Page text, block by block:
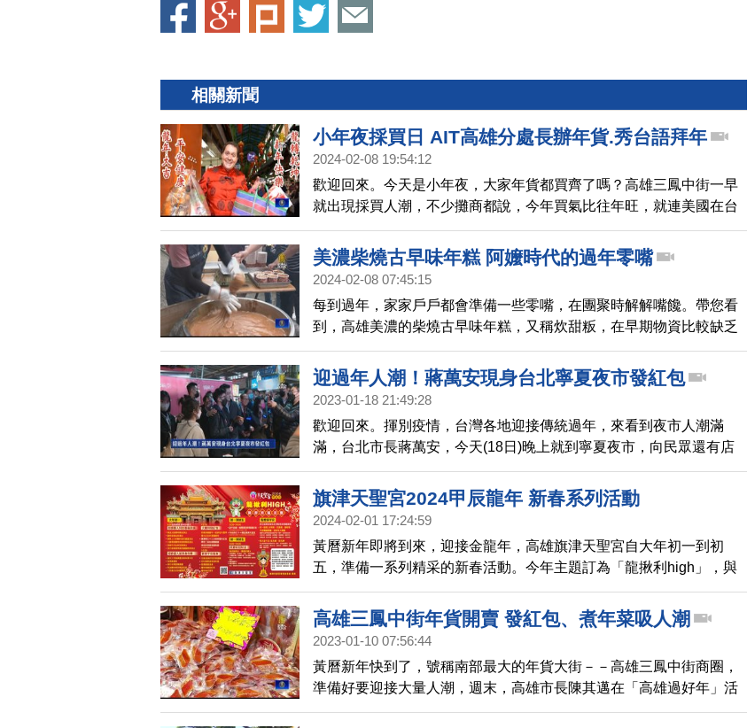
相關新聞
小年夜採買日 AIT高雄分處長辦年貨.秀台語拜年
2024-02-08 19:54:12
歡迎回來。今天是小年夜，大家年貨都買齊了嗎？高雄三鳳中街一早
就出現採買人潮，不少攤商都說，今年買氣比往年旺，就連美國在台
協會AIT高雄分處長張子霖，都趕在年前特地來採買，體驗台灣濃濃過
年氛圍。
美濃柴燒古早味年糕 阿嬤時代的過年零嘴
2024-02-08 07:45:15
每到過年，家家戶戶都會準備一些零嘴，在團聚時解解嘴饞。帶您看
到，高雄美濃的柴燒古早味年糕，又稱炊甜粄，在早期物資比較缺乏
的年代，可說是過年時的零嘴，接近過年才會開爐燒製，可以說是難
得一見的傳統年味。
迎過年人潮！蔣萬安現身台北寧夏夜市發紅包
2023-01-18 21:49:28
歡迎回來。揮別疫情，台灣各地迎接傳統過年，來看到夜市人潮滿
滿，台北市長蔣萬安，今天(18日)晚上就到寧夏夜市，向民眾還有店
家拜年、發紅包。
旗津天聖宮2024甲辰龍年 新春系列活動
2024-02-01 17:24:59
黃曆新年即將到來，迎接金龍年，高雄旗津天聖宮自大年初一到初
五，準備一系列精采的新春活動。今年主題訂為「龍揪利high」，與
民眾共度佳節。
高雄三鳳中街年貨開賣 發紅包、煮年菜吸人潮
2023-01-10 07:56:44
黃曆新年快到了，號稱南部最大的年貨大街－－高雄三鳳中街商圈，
準備好要迎接大量人潮，週末，高雄市長陳其邁在「高雄過好年」活
動開跑的這一天，也到場發放「兔年小紅包」。